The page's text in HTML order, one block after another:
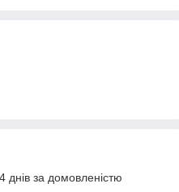
за домовленістю